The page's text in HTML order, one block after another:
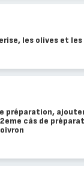
les olives et
préparation,
càs de